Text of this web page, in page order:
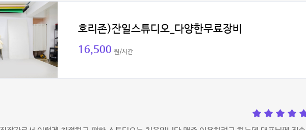
호리존)잔일스튜디오_다양한무료장비
16,500 원/시간